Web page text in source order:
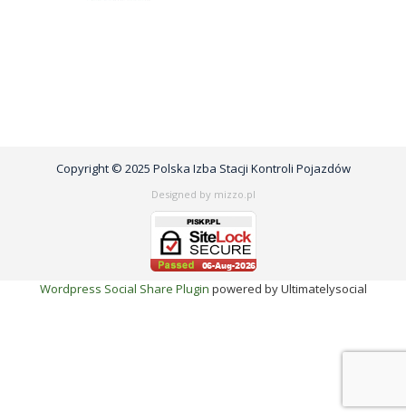
Copyright © 2025 Polska Izba Stacji Kontroli Pojazdów
Designed by mizzo.pl
Wordpress Social Share Plugin powered by Ultimatelysocial